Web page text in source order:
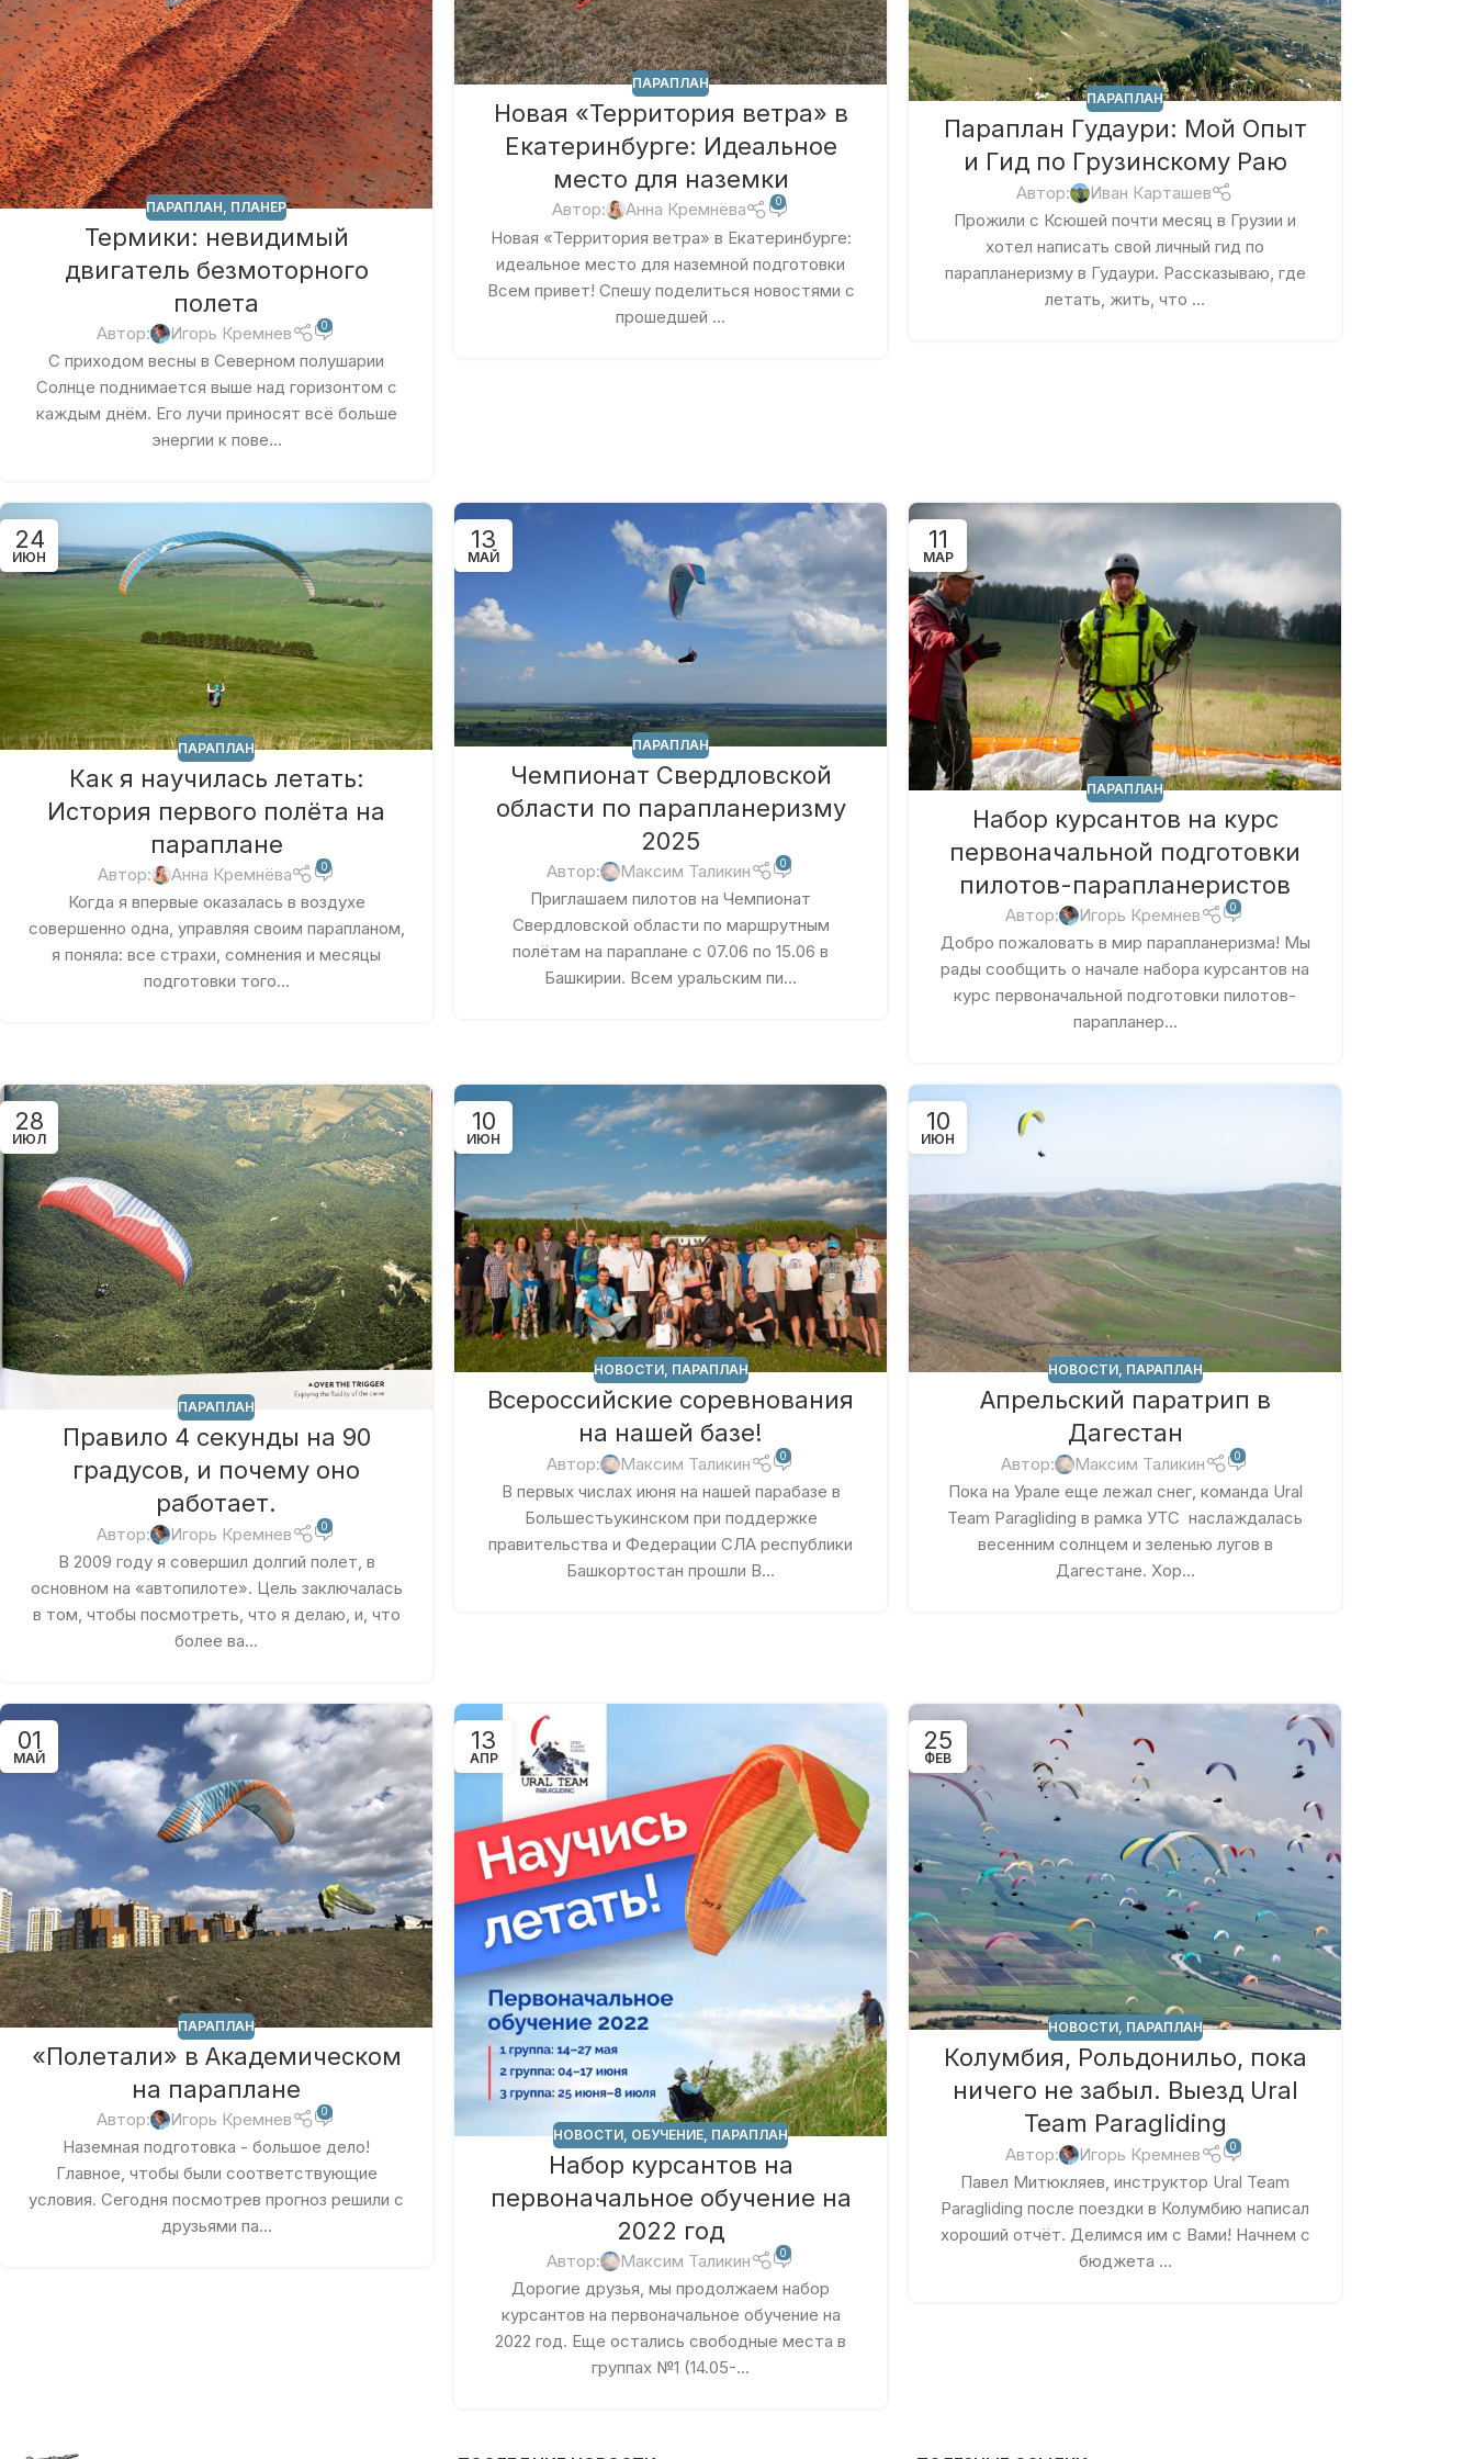
ПАРАПЛАН ПЛАНЕР
Термики: невидимый
двигатель безмоторного
полета
Автор: Игорь Кремнев 0
С приходом весны в Северном полушарии
Солнце поднимается выше над горизонтом с
каждым днём. Его лучи приносят всё больше
энергии к пове...
ПАРАПЛАН
Новая «Территория ветра» в
Екатеринбурге: Идеальное
место для наземки
Автор: Анна Кремнёва 0
Новая «Территория ветра» в Екатеринбурге:
идеальное место для наземной подготовки
Всем привет! Спешу поделиться новостями с
прошедшей ...
ПАРАПЛАН
Параплан Гудаури: Мой Опыт
и Гид по Грузинскому Раю
Автор:
Иван Карташев
Прожили с Ксюшей почти месяц в Грузии и
хотел написать свой личный гид по
парапланеризму в Гудаури. Рассказываю, где
летать, жить, что ...
24
ИЮН
ПАРАПЛАН
Как я научилась летать:
История первого полёта на
параплане
Автор: Анна Кремнёва 0
Когда я впервые оказалась в воздухе
совершенно одна, управляя своим парапланом,
я поняла: все страхи, сомнения и месяцы
подготовки того...
13
МАЙ
ПАРАПЛАН
Чемпионат Свердловской
области по парапланеризму
2025
Автор: Максим Таликин 0
Приглашаем пилотов на Чемпионат
Свердловской области по маршрутным
полётам на параплане с 07.06 по 15.06 в
Башкирии. Всем уральским пи...
11
МАР
ПАРАПЛАН
Набор курсантов на курс
первоначальной подготовки
пилотов-парапланеристов
Автор: Игорь Кремнев 0
Добро пожаловать в мир парапланеризма! Мы
рады сообщить о начале набора курсантов на
курс первоначальной подготовки пилотов-
парапланер...
28
ИЮЛ
ПАРАПЛАН
Правило 4 секунды на 90
градусов, и почему оно
работает.
Автор: Игорь Кремнев 0
В 2009 году я совершил долгий полет, в
основном на «автопилоте». Цель заключалась
в том, чтобы посмотреть, что я делаю, и, что
более ва...
10
ИЮН
НОВОСТИ, ПАРАПЛАН
Всероссийские соревнования
на нашей базе!
Автор: Максим Таликин 0
В первых числах июня на нашей парабазе в
Большестьукинском при поддержке
правительства и Федерации СЛА республики
Башкортостан прошли В...
10
ИЮН
НОВОСТИ, ПАРАПЛАН
Апрельский паратрип в
Дагестан
Автор: Максим Таликин 0
Пока на Урале еще лежал снег, команда Ural
Team Paragliding в рамка УТС наслаждалась
весенним солнцем и зеленью лугов в
Дагестане. Хор...
01
МАЙ
ПАРАПЛАН
«Полетали» в Академическом
на параплане
Автор: Игорь Кремнев 0
Наземная подготовка - большое дело!
Главное, чтобы были соответствующие
условия. Сегодня посмотрев прогноз решили с
друзьями па...
13
АПР
НОВОСТИ ОБУЧЕНИЕ ПАРАПЛАН
Набор курсантов на
первоначальное обучение на
2022 год
Автор: Максим Таликин 0
Дорогие друзья, мы продолжаем набор
курсантов на первоначальное обучение на
2022 год. Еще остались свободные места в
группах №1 (14.05-...
25
ФЕВ
НОВОСТИ, ПАРАПЛАН
Колумбия, Рольдонильо, пока
ничего не забыл. Выезд Ural
Team Paragliding
Автор: Игорь Кремнев 0
Павел Митюкляев, инструктор Ural Team
Paragliding после поездки в Колумбию написал
хороший отчёт. Делимся им с Вами! Начнем с
бюджета ...